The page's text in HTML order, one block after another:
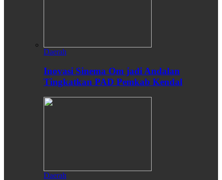
Daerah
Inovasi Sinema Om jadi Andalan
Tingkatkan PAD Pemkab Kendal
Daerah